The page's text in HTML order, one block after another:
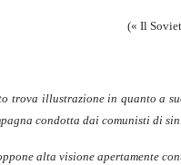
(« Il
trova illustrazione in quanto a
condotta dai comunisti di
alta visione apertamente